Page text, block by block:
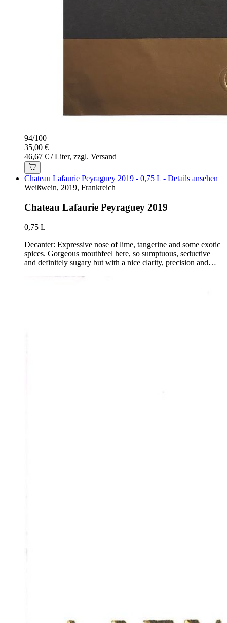
94/100
35,00 €
46,67 € / Liter, zzgl. Versand
Chateau Lafaurie Peyraguey 2019 - 0,75 L - Details ansehen
Weißwein, 2019, Frankreich
Chateau Lafaurie Peyraguey 2019
0,75 L
Decanter: Expressive nose of lime, tangerine and some exotic
spices. Gorgeous mouthfeel here, so sumptuous, seductive
and definitely sugary but with a nice clarity, precision and…